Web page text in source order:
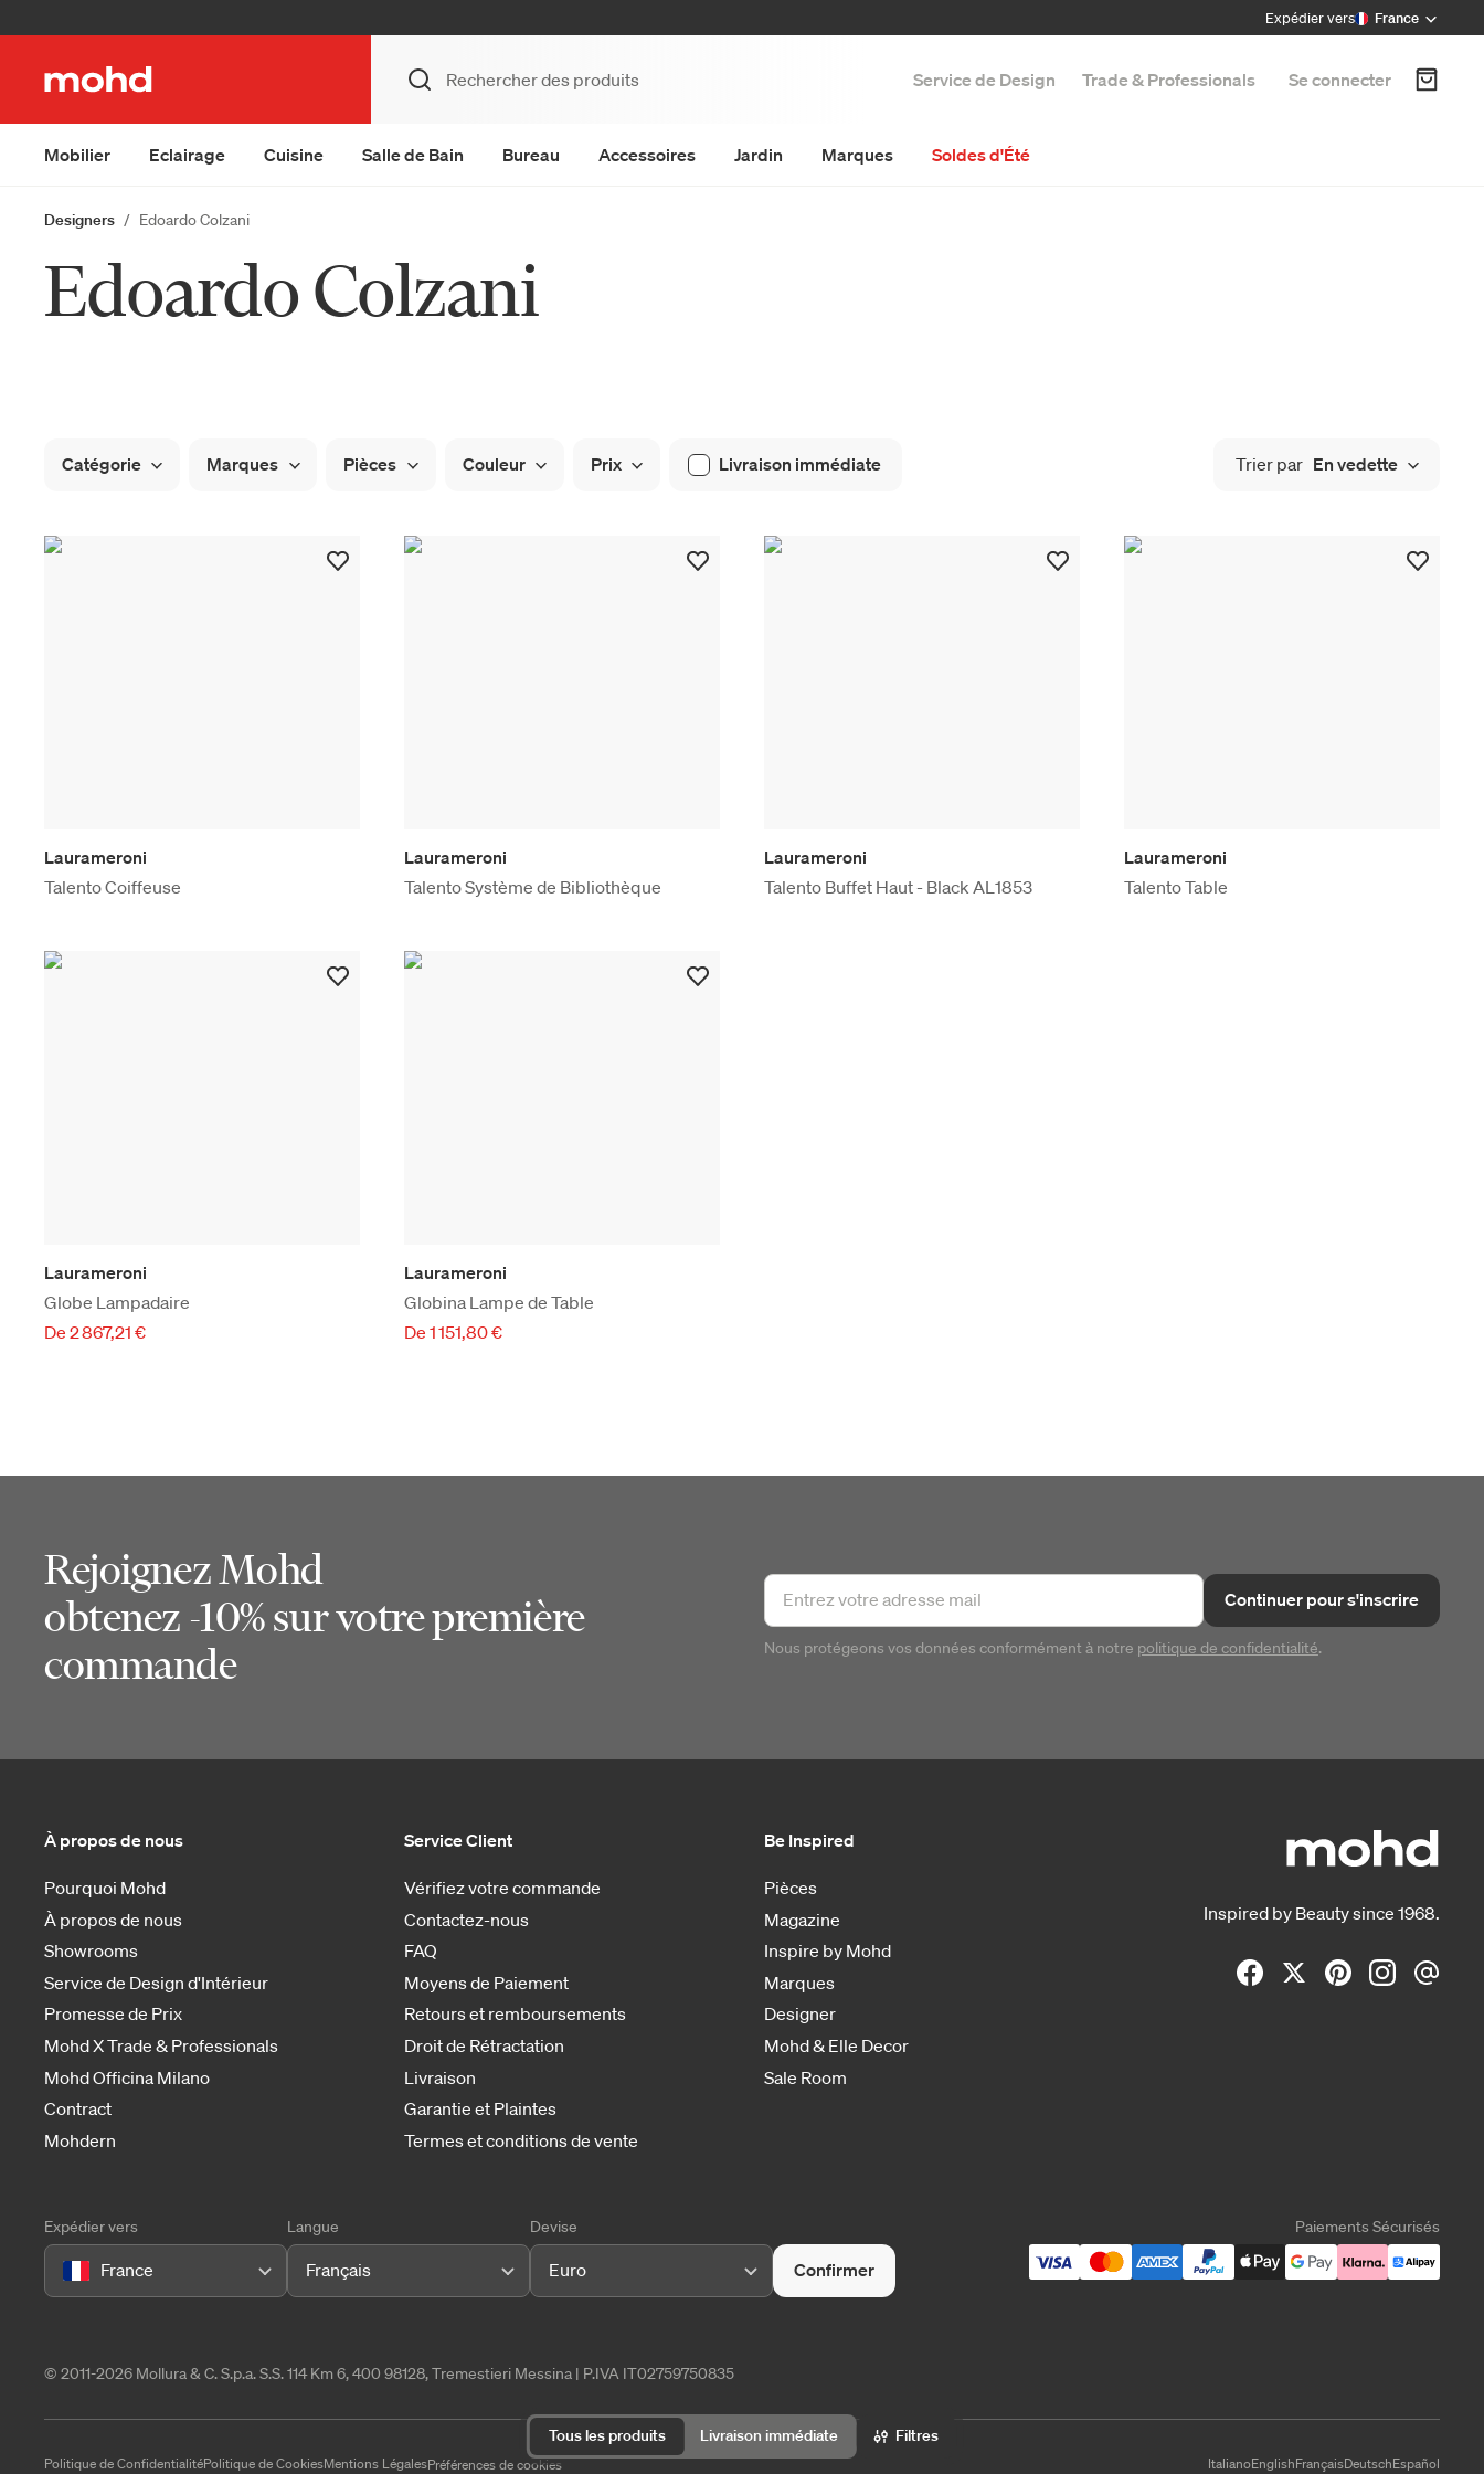
Expédier vers France
Service de Design Trade & Professionals Se connecter
Mobilier Eclairage Cuisine Salle de Bain Bureau Accessoires Jardin Marques Soldes d'Été
Designers Edoardo Colzani
Edoardo Colzani
Catégorie Marques Pièces Couleur Prix Livraison immédiate Trier par En vedette
Laurameroni
Talento Coiffeuse
Laurameroni
Talento Système de Bibliothèque
Laurameroni
Talento Buffet Haut - Black AL1853
Laurameroni
Talento Table
Laurameroni
Globe Lampadaire
De 2 867,21 €
Laurameroni
Globina Lampe de Table
De 1 151,80 €
Tous les produits Livraison immédiate Filtres
Rejoignez Mohd
obtenez -10% sur votre première
commande
Continuer pour s'inscrire
Nous protégeons vos données conformément à notre politique de confidentialité.
Inspired by Beauty since 1968.
À propos de nous
Pourquoi Mohd
À propos de nous
Showrooms
Service de Design d'Intérieur
Promesse de Prix
Mohd X Trade & Professionals
Mohd Officina Milano
Contract
Mohdern
Service Client
Vérifiez votre commande
Contactez-nous
FAQ
Moyens de Paiement
Retours et remboursements
Droit de Rétractation
Livraison
Garantie et Plaintes
Termes et conditions de vente
Be Inspired
Pièces
Magazine
Inspire by Mohd
Marques
Designer
Mohd & Elle Decor
Sale Room
Expédier vers
France
Langue
Français
Devise
Euro Confirmer
Paiements Sécurisés
© 2011-2026 Mollura & C. S.p.a. S.S. 114 Km 6, 400 98128, Tremestieri Messina | P.IVA IT02759750835
Politique de ConfidentialitéPolitique de CookiesMentions LégalesPréférences de cookies ItalianoEnglishFrançaisDeutschEspañol